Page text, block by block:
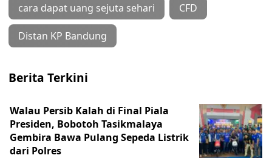
cara dapat uang sejuta sehari CFD
Distan KP Bandung
Berita Terkini
Walau Persib Kalah di Final Piala
Presiden, Bobotoh Tasikmalaya
Gembira Bawa Pulang Sepeda Listrik
dari Polres